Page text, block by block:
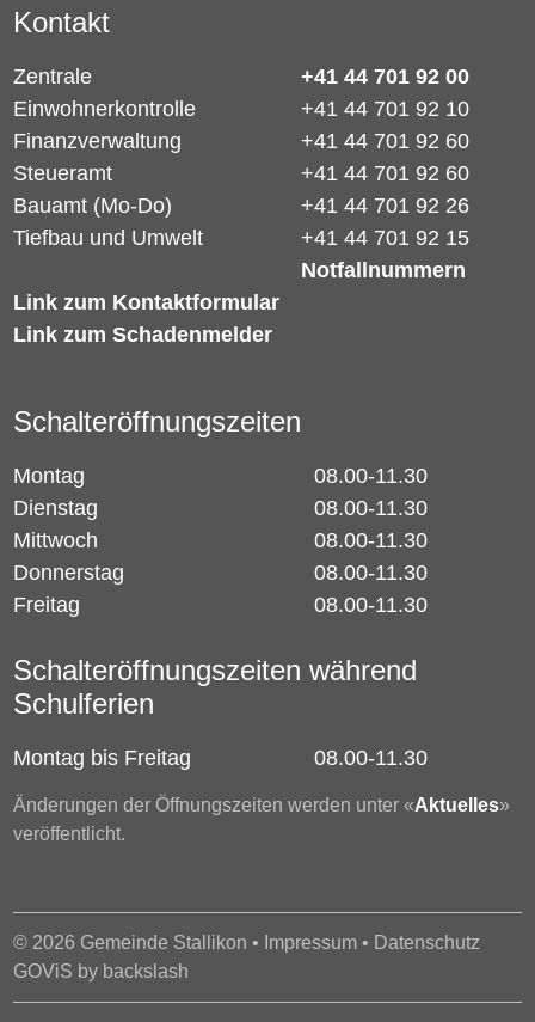
Kontakt
Zentrale
+41 44 701 92 00
Einwohnerkontrolle
+41 44 701 92 10
Finanzverwaltung
+41 44 701 92 60
Steueramt
+41 44 701 92 60
Bauamt (Mo-Do)
+41 44 701 92 26
Tiefbau und Umwelt
Link zum Kontaktformular
Link zum Schadenmelder
+41 44 701 92 15
Notfallnummern
Schalteröffnungszeiten
Montag
08.00-11.30
Dienstag
08.00-11.30
Mittwoch
08.00-11.30
Donnerstag
08.00-11.30
Freitag
08.00-11.30
Schalteröffnungszeiten während
Schulferien
Montag bis Freitag 08.00-11.30
Änderungen der Öffnungszeiten werden unter «Aktuelles»
veröffentlicht.
© 2026 Gemeinde Stallikon • Impressum • Datenschutz
GOViS by backslash